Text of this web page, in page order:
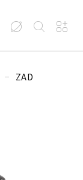
ZAD